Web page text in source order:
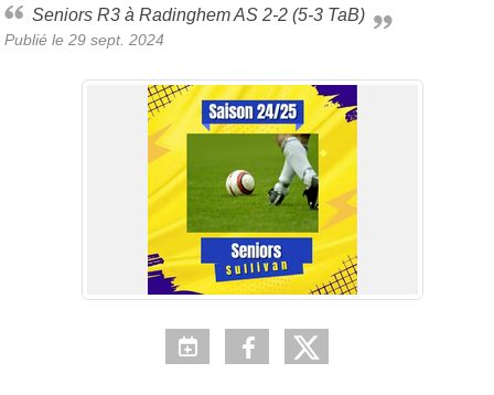
Seniors R3 à Radinghem AS 2-2 (5-3 TaB)
Publié le 29 sept. 2024